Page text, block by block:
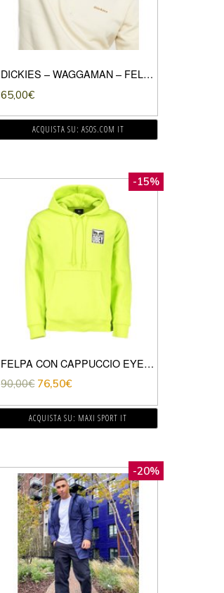
DICKIES – WAGGAMAN – FELPA COLOR TALPA CON ZIP CORTA-CUOIO
65,00€
ACQUISTA SU: ASOS.COM IT
-15%
FELPA CON CAPPUCCIO EYES ICON 2
90,00€ 76,50€
ACQUISTA SU: MAXI SPORT IT
-20%